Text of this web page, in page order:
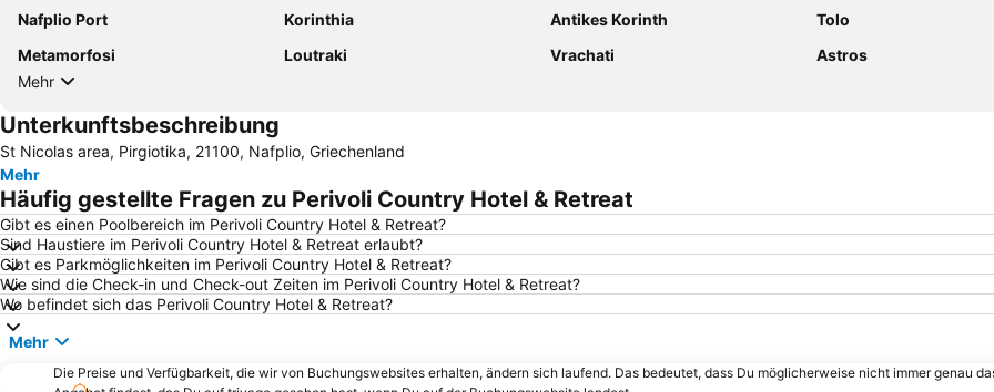
Nafplio Port
Korinthia Antikes Korinth
Tolo
Metamorfosi
Loutraki Vrachati
Astros
Mehr
Unterkunftsbeschreibung
St Nicolas area, Pirgiotika, 21100, Nafplio, Griechenland
Mehr
Häufig gestellte Fragen zu Perivoli Country Hotel & Retreat
Gibt es einen Poolbereich im Perivoli Country Hotel & Retreat?
Sind Haustiere im Perivoli Country Hotel & Retreat erlaubt?
Gibt es Parkmöglichkeiten im Perivoli Country Hotel & Retreat?
Wie sind die Check-in und Check-out Zeiten im Perivoli Country Hotel & Retreat?
Wo befindet sich das Perivoli Country Hotel & Retreat?
Mehr
Die Preise und Verfügbarkeit, die wir von Buchungswebsites erhalten, ändern sich laufend. Das bedeutet, dass Du möglicherweise nicht immer genau